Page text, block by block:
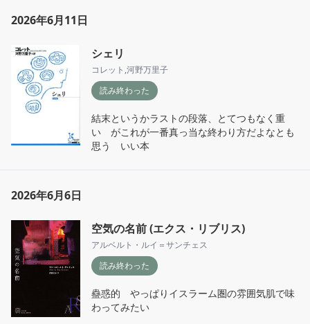
2026年6月11日
シェリ
コレット ,河野万里子
読み終わった
結末というかラストの段落、とてつもなく重
い　がこれが一番真っ当な終わり方だよなとも
思う　いい本
2026年6月6日
空気の名前 (エクス・リブリス)
アルベルト・ルイ＝サンチェス
読み終わった
蠱惑的　やっぱりイスラーム圏の雰囲気肌で味
わってみたい